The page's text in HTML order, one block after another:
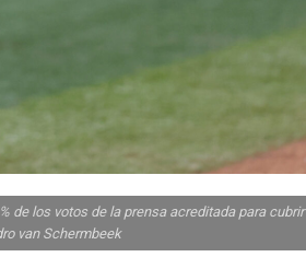
de los votos de la prensa acreditada para cubrir
van Schermbeek